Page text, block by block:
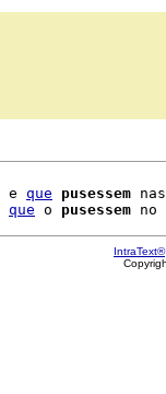
e que pusessem
que o pusessem no
IntraText®